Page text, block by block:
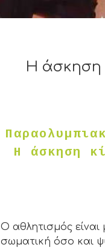
Η άσκηση
Η άσκηση
Ο αθλητισμός
σωματική όσο και